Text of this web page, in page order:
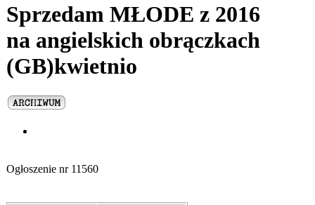
Sprzedam MŁODE z 2016
na angielskich obrączkach
(GB)kwietnio
Ogłoszenie nr 11560